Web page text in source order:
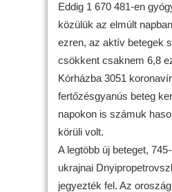
Eddig 1 670 481-en
közülük az elmúlt
ezren, az aktív betegek
csökkent csaknem 6,8
Kórházba 3051
fertőzésgyanús beteg
napokon is számuk
körüli volt.
A legtöbb új beteget,
ukrajnai
jegyezték fel. Az